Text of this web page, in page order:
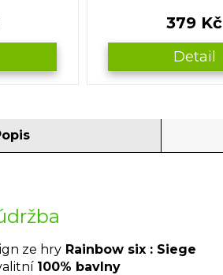
379 Kč
Detail
ze hry Rainbow six : Siege
100% bavlny